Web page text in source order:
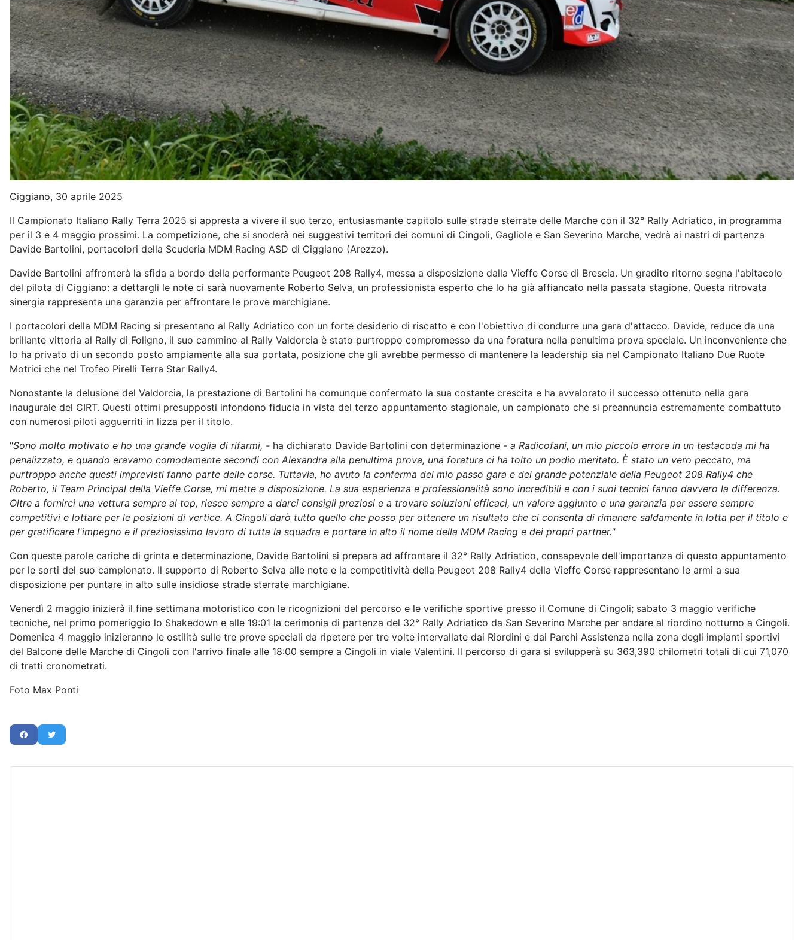
Ciggiano, 30 aprile 2025
Il Campionato Italiano Rally Terra 2025 si appresta a vivere il suo terzo, entusiasmante capitolo sulle strade sterrate delle Marche con il 32° Rally Adriatico, in programma
per il 3 e 4 maggio prossimi. La competizione, che si snoderà nei suggestivi territori dei comuni di Cingoli, Gagliole e San Severino Marche, vedrà ai nastri di partenza
Davide Bartolini, portacolori della Scuderia MDM Racing ASD di Ciggiano (Arezzo).
Davide Bartolini affronterà la sfida a bordo della performante Peugeot 208 Rally4, messa a disposizione dalla Vieffe Corse di Brescia. Un gradito ritorno segna l'abitacolo
del pilota di Ciggiano: a dettargli le note ci sarà nuovamente Roberto Selva, un professionista esperto che lo ha già affiancato nella passata stagione. Questa ritrovata
sinergia rappresenta una garanzia per affrontare le prove marchigiane.
I portacolori della MDM Racing si presentano al Rally Adriatico con un forte desiderio di riscatto e con l'obiettivo di condurre una gara d'attacco. Davide, reduce da una
brillante vittoria al Rally di Foligno, il suo cammino al Rally Valdorcia è stato purtroppo compromesso da una foratura nella penultima prova speciale. Un inconveniente che
lo ha privato di un secondo posto ampiamente alla sua portata, posizione che gli avrebbe permesso di mantenere la leadership sia nel Campionato Italiano Due Ruote
Motrici che nel Trofeo Pirelli Terra Star Rally4.
Nonostante la delusione del Valdorcia, la prestazione di Bartolini ha comunque confermato la sua costante crescita e ha avvalorato il successo ottenuto nella gara
inaugurale del CIRT. Questi ottimi presupposti infondono fiducia in vista del terzo appuntamento stagionale, un campionato che si preannuncia estremamente combattuto
con numerosi piloti agguerriti in lizza per il titolo.
"Sono molto motivato e ho una grande voglia di rifarmi, - ha dichiarato Davide Bartolini con determinazione - a Radicofani, un mio piccolo errore in un testacoda mi ha
penalizzato, e quando eravamo comodamente secondi con Alexandra alla penultima prova, una foratura ci ha tolto un podio meritato. È stato un vero peccato, ma
purtroppo anche questi imprevisti fanno parte delle corse. Tuttavia, ho avuto la conferma del mio passo gara e del grande potenziale della Peugeot 208 Rally4 che
Roberto, il Team Principal della Vieffe Corse, mi mette a disposizione. La sua esperienza e professionalità sono incredibili e con i suoi tecnici fanno davvero la differenza.
Oltre a fornirci una vettura sempre al top, riesce sempre a darci consigli preziosi e a trovare soluzioni efficaci, un valore aggiunto e una garanzia per essere sempre
competitivi e lottare per le posizioni di vertice. A Cingoli darò tutto quello che posso per ottenere un risultato che ci consenta di rimanere saldamente in lotta per il titolo e
per gratificare l'impegno e il preziosissimo lavoro di tutta la squadra e portare in alto il nome della MDM Racing e dei propri partner."
Con queste parole cariche di grinta e determinazione, Davide Bartolini si prepara ad affrontare il 32° Rally Adriatico, consapevole dell'importanza di questo appuntamento
per le sorti del suo campionato. Il supporto di Roberto Selva alle note e la competitività della Peugeot 208 Rally4 della Vieffe Corse rappresentano le armi a sua
disposizione per puntare in alto sulle insidiose strade sterrate marchigiane.
Venerdì 2 maggio inizierà il fine settimana motoristico con le ricognizioni del percorso e le verifiche sportive presso il Comune di Cingoli; sabato 3 maggio verifiche
tecniche, nel primo pomeriggio lo Shakedown e alle 19:01 la cerimonia di partenza del 32° Rally Adriatico da San Severino Marche per andare al riordino notturno a Cingoli.
Domenica 4 maggio inizieranno le ostilità sulle tre prove speciali da ripetere per tre volte intervallate dai Riordini e dai Parchi Assistenza nella zona degli impianti sportivi
del Balcone delle Marche di Cingoli con l'arrivo finale alle 18:00 sempre a Cingoli in viale Valentini. Il percorso di gara si svilupperà su 363,390 chilometri totali di cui 71,070
di tratti cronometrati.
Foto Max Ponti